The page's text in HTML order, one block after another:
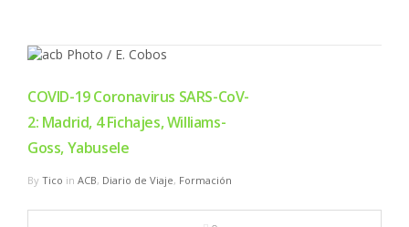
COVID-19 Coronavirus SARS-CoV-
2: Madrid, 4 Fichajes, Williams-
Goss, Yabusele
By Tico in ACB, Diario de Viaje, Formación